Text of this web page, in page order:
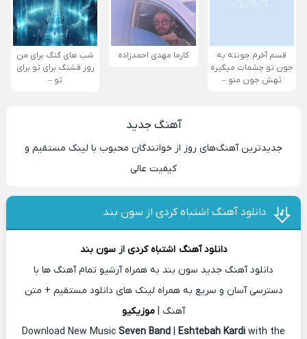
قسم آخرم جونته به
جون تو چشمات میگیره
تهش جون منو –
کارما مهدی احمدزاده
شب های گنگ برای من
روز قشنگ برای تو برای
تو –
آهنگ جدید
جدیدترین آهنگ‌های روز از خوانندگان محبوب با لینک مستقیم و
کیفیت عالی
دانلود آهنگ اشتباه کردی از سون بند
دانلود آهنگ اشتباه کردی ازسون بند
دانلود آهنگ جدید سون بند به همراه آرشیو تمام آهنگ ها با
دسترسی آسان و سریع به همراه لینک های دانلود مستقیم + متن
آهنگ | موزیکیو
Download New Music Seven Band | Eshtebah Kardi with the